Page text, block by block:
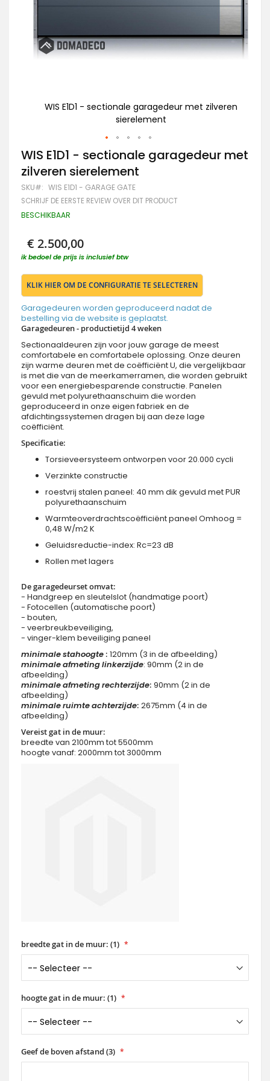
WIS E1D1 - sectionale garagedeur met zilveren
sierelement
Ga
naar
het
begin
van
de
afbeeldingen-
WIS E1D1 - sectionale garagedeur met
zilveren sierelement
SKU WIS E1D1 - GARAGE GATE
SCHRIJF DE EERSTE REVIEW OVER DIT PRODUCT
BESCHIKBAAR
€ 2.500,00
ik bedoel de prijs is inclusief btw
KLIK HIER OM DE CONFIGURATIE TE SELECTEREN
Garagedeuren worden geproduceerd nadat de
bestelling via de website is geplaatst.
Garagedeuren - productietijd 4 weken
Sectionaaldeuren zijn voor jouw garage de meest
comfortabele en comfortabele oplossing. Onze deuren
zijn warme deuren met de coëfficiënt U, die vergelijkbaar
is met die van de meerkamerramen, die worden gebruikt
voor een energiebesparende constructie. Panelen
gevuld met polyurethaanschuim die worden
geproduceerd in onze eigen fabriek en de
afdichtingssystemen dragen bij aan deze lage
coëfficiënt.
Specificatie:
Torsieveersysteem ontworpen voor 20.000 cycli
Verzinkte constructie
roestvrij stalen paneel: 40 mm dik gevuld met PUR
polyurethaanschuim
Warmteoverdrachtscoëfficiënt paneel Omhoog =
0,48 W/m2 K
Geluidsreductie-index: Rc=23 dB
Rollen met lagers
De garagedeurset omvat:
- Handgreep en sleutelslot (handmatige poort)
- Fotocellen (automatische poort)
- bouten,
- veerbreukbeveiliging,
- vinger-klem beveiliging paneel
minimale stahoogte : 120mm (3 in de afbeelding)
minimaleafmeting linkerzijde: 90mm (2 in de
afbeelding)
minimaleafmeting rechterzijde: 90mm (2 in de
afbeelding)
minimaleruimte achterzijde: 2675mm (4 in de
afbeelding)
Vereist gat in de muur:
breedte van 2100mm tot 5500mm
hoogte vanaf: 2000mm tot 3000mm
breedte gat in de muur: (1)
hoogte gat in de muur: (1)
Geef de boven afstand (3)